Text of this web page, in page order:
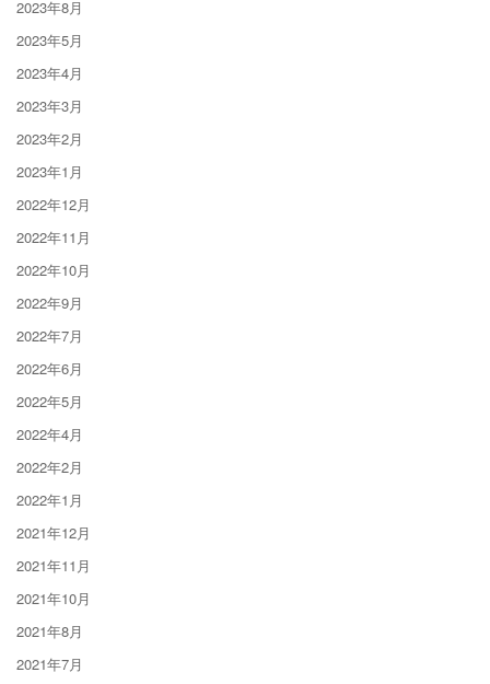
2023年8月
2023年5月
2023年4月
2023年3月
2023年2月
2023年1月
2022年12月
2022年11月
2022年10月
2022年9月
2022年7月
2022年6月
2022年5月
2022年4月
2022年2月
2022年1月
2021年12月
2021年11月
2021年10月
2021年8月
2021年7月